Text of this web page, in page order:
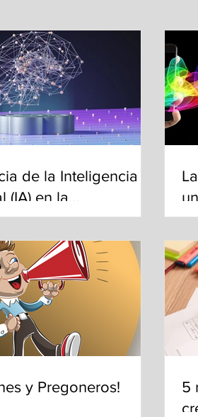
de la Inteligencia
(IA) en la
y Pregoneros!
5